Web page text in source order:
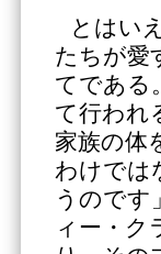
とはい
たちが愛
てである
て行われ
家族の体
わけでは
うのです
ィー・ク